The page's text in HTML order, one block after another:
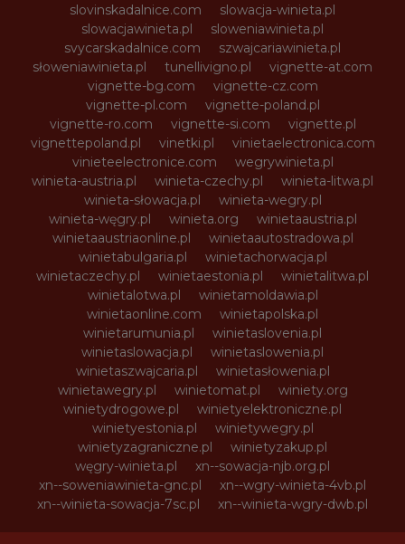
slovinskadalnice.com
slowacja-winieta.pl
slowacjawinieta.pl
sloweniawinieta.pl
svycarskadalnice.com
szwajcariawinieta.pl
słoweniawinieta.pl
tunellivigno.pl
vignette-at.com
vignette-bg.com
vignette-cz.com
vignette-pl.com
vignette-poland.pl
vignette-ro.com
vignette-si.com
vignette.pl
vignettepoland.pl
vinetki.pl
vinietaelectronica.com
vinieteelectronice.com
wegrywinieta.pl
winieta-austria.pl
winieta-czechy.pl
winieta-litwa.pl
winieta-słowacja.pl
winieta-wegry.pl
winieta-węgry.pl
winieta.org
winietaaustria.pl
winietaaustriaonline.pl
winietaautostradowa.pl
winietabulgaria.pl
winietachorwacja.pl
winietaczechy.pl
winietaestonia.pl
winietalitwa.pl
winietalotwa.pl
winietamoldawia.pl
winietaonline.com
winietapolska.pl
winietarumunia.pl
winietaslovenia.pl
winietaslowacja.pl
winietaslowenia.pl
winietaszwajcaria.pl
winietasłowenia.pl
winietawegry.pl
winietomat.pl
winiety.org
winietydrogowe.pl
winietyelektroniczne.pl
winietyestonia.pl
winietywegry.pl
winietyzagraniczne.pl
winietyzakup.pl
węgry-winieta.pl
xn--sowacja-njb.org.pl
xn--soweniawinieta-gnc.pl
xn--wgry-winieta-4vb.pl
xn--winieta-sowacja-7sc.pl
xn--winieta-wgry-dwb.pl